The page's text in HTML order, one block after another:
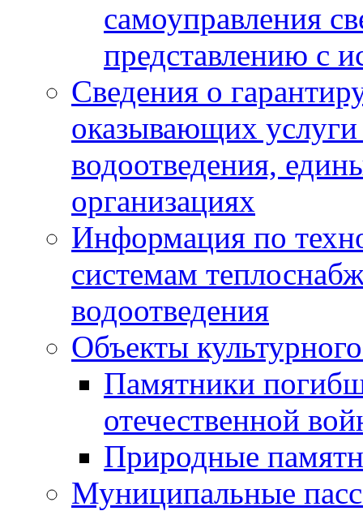
самоуправления
представлению с
Сведения о
оказывающих
водоотведения,
организациях
Информация по
системам
водоотведения
Объекты
Памятники
отечественной
Природные
Муниципальные